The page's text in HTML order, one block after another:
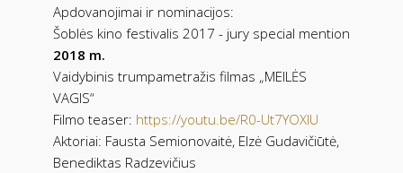
Apdovanojimai ir nominacijos:
Šoblės kino festivalis 2017 - jury special mention
2018 m.
Vaidybinis trumpametražis filmas „MEILĖS
VAGIS“
Filmo teaser: https://youtu.be/R0-Ut7YOXIU
Aktoriai: Fausta Semionovaitė, Elzė Gudavičiūtė,
Benediktas Radzevičius